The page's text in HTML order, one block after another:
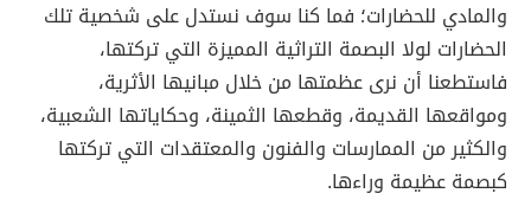
والمادي للحضارات؛ فما كنا سوف نستدل على شخصية تلك
الحضارات لولا البصمة التراثية المميزة التي تركتها،
فاستطعنا أن نرى عظمتها من خلال مبانيها الأثرية،
ومواقعها القديمة، وقطعها الثمينة، وحكاياتها الشعبية،
والكثير من الممارسات والفنون والمعتقدات التي تركتها
كبصمة عظيمة وراءها.